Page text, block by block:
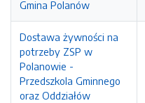
Gmina Polanów
Dostawa żywności na
potrzeby ZSP w
Polanowie -
Przedszkola Gminnego
oraz Oddziałów